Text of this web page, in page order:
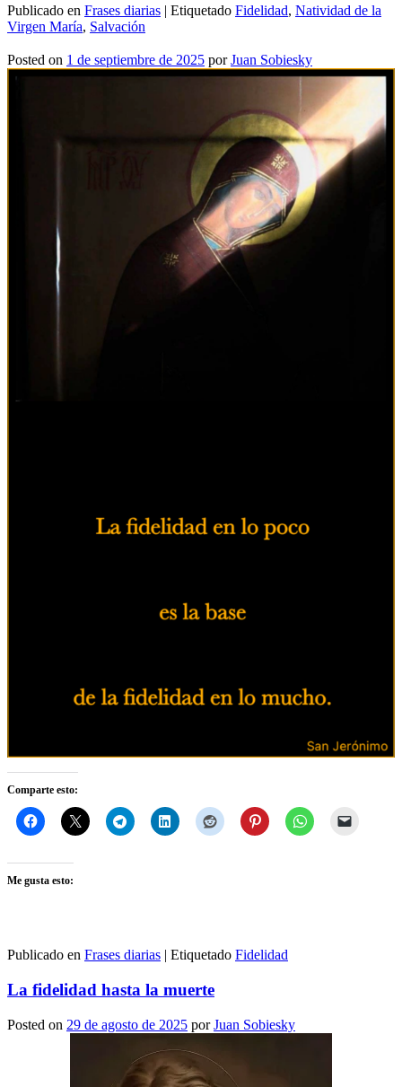
Publicado en Frases diarias | Etiquetado Fidelidad, Natividad de la
Virgen María, Salvación
Posted on 1 de septiembre de 2025 porJuan Sobiesky
Comparte esto:
Me gusta esto:
Publicado en Frases diarias | Etiquetado Fidelidad
La fidelidad hasta la muerte
Posted on 29 de agosto de 2025 porJuan Sobiesky